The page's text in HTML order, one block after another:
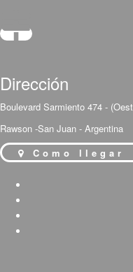
Dirección
Boulevard Sarmiento 474 -
Rawson -San Juan - Argentina
Como llegar